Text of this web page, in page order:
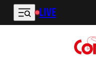
Vai al contenuto principale
LIVE